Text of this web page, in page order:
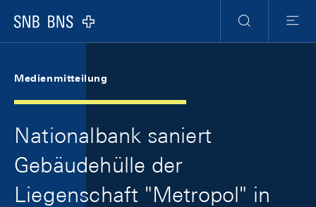
Logo
Suche
Menu
Medienmitteilung
Nationalbank saniert
Gebäudehülle der
Liegenschaft "Metropol" in